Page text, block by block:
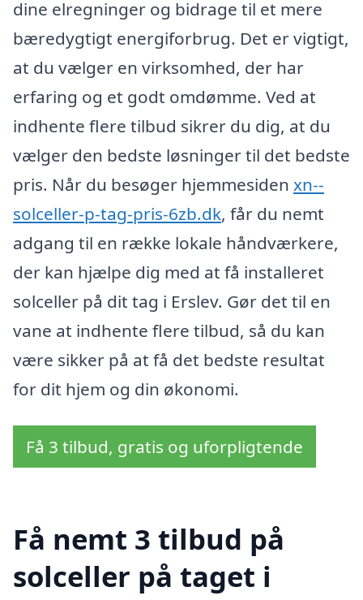
dine elregninger og bidrage til et mere
bæredygtigt energiforbrug. Det er vigtigt,
at du vælger en virksomhed, der har
erfaring og et godt omdømme. Ved at
indhente flere tilbud sikrer du dig, at du
vælger den bedste løsninger til det bedste
pris. Når du besøger hjemmesiden xn--
solceller-p-tag-pris-6zb.dk, får du nemt
adgang til en række lokale håndværkere,
der kan hjælpe dig med at få installeret
solceller på dit tag i Erslev. Gør det til en
vane at indhente flere tilbud, så du kan
være sikker på at få det bedste resultat
for dit hjem og din økonomi.
Få 3 tilbud, gratis og uforpligtende
Få nemt 3 tilbud på
solceller på taget i